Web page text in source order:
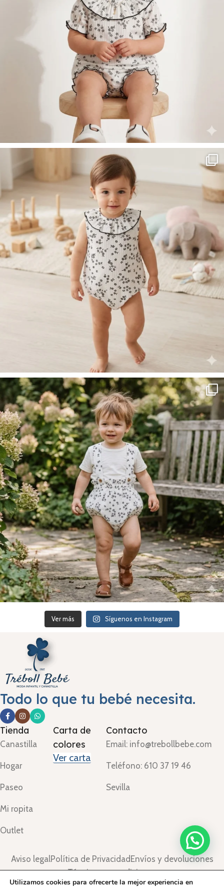
Ver más Síguenos en Instagram
Todo lo que tu bebé necesita.
Tienda
Canastilla
Hogar
Paseo
Mi ropita
Outlet
Carta de
colores
Ver carta
Contacto
Email: info@trebollbebe.com
Teléfono: 610 37 19 46
Sevilla
Aviso legalPolítica de Privacidad Envíos y devoluciones
Términos y condiciones
Utilizamos cookies para ofrecerte la mejor experiencia en